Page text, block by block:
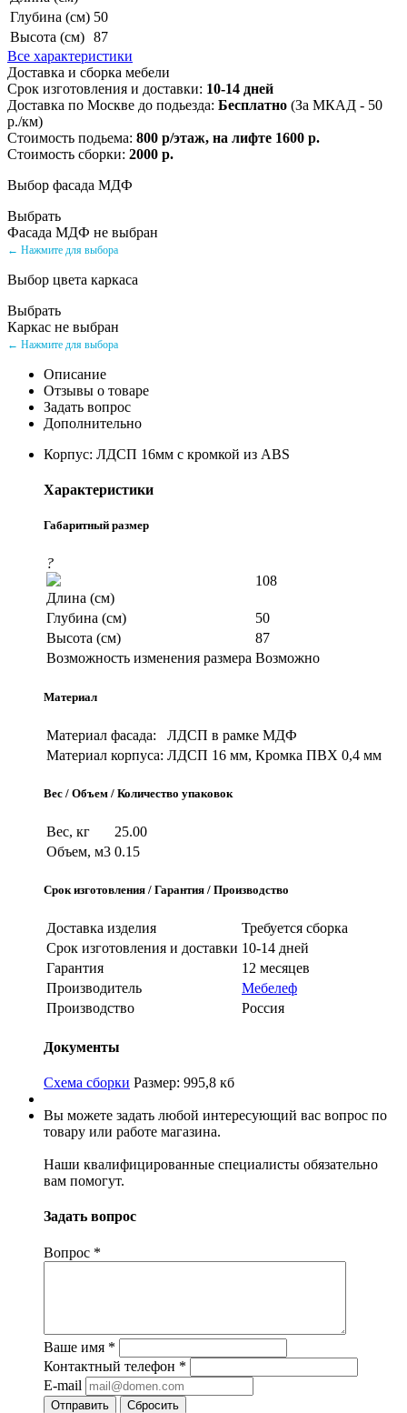
Глубина (см) 50
Высота (см) 87
Все характеристики
Доставка и сборка мебели
Срок изготовления и доставки: 10-14 дней
Доставка по Москве до подьезда: Бесплатно (За МКАД - 50
р./км)
Стоимость подьема: 800 р/этаж, на лифте 1600 р.
Стоимость сборки: 2000 р.
Выбор фасада МДФ
Выбрать
Фасада МДФ не выбран
← Нажмите для выбора
Выбор цвета каркаса
Выбрать
Каркас не выбран
← Нажмите для выбора
Описание
Отзывы о товаре
Задать вопрос
Дополнительно
Корпус: ЛДСП 16мм с кромкой из ABS
Характеристики
Габаритный размер
?
Длина (см)
108
Глубина (см)
50
Высота (см)
87
Возможность изменения размера Возможно
Материал
Материал фасада:
ЛДСП в рамке МДФ
Материал корпуса: ЛДСП 16 мм, Кромка ПВХ 0,4 мм
Вес / Объем / Количество упаковок
Вес, кг
25.00
Объем, м3 0.15
Срок изготовления / Гарантия / Производство
Доставка изделия
Требуется сборка
Срок изготовления и доставки 10-14 дней
Гарантия
12 месяцев
Производитель
Мебелеф
Производство
Россия
Документы
Схема сборки Размер: 995,8 кб
Вы можете задать любой интересующий вас вопрос по
товару или работе магазина.
Наши квалифицированные специалисты обязательно
вам помогут.
Задать вопрос
Вопрос *
Ваше имя *
Контактный телефон *
E-mail
Сбросить